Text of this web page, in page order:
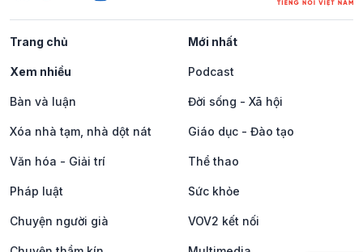
Trang chủ Mới nhất
Xem nhiều Podcast
Bàn và luận Đời sống - Xã hội
Xóa nhà tạm, nhà dột nát Giáo dục - Đào tạo
Văn hóa - Giải trí Thể thao
Pháp luật Sức khỏe
Chuyện người già VOV2 kết nối